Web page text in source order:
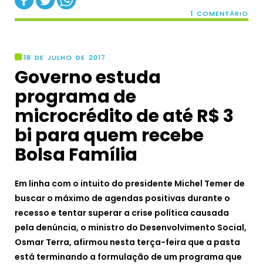
1 COMENTÁRIO
18 DE JULHO DE 2017
Governo estuda
programa de
microcrédito de até R$ 3
bi para quem recebe
Bolsa Família
Em linha com o intuito do presidente Michel Temer de
buscar o máximo de agendas positivas durante o
recesso e tentar superar a crise política causada
pela denúncia, o ministro do Desenvolvimento Social,
Osmar Terra, afirmou nesta terça-feira que a pasta
está terminando a formulação de um programa que